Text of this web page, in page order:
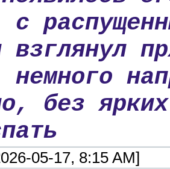
с
взглянул
немного
без
05-17, 8:15 AM]